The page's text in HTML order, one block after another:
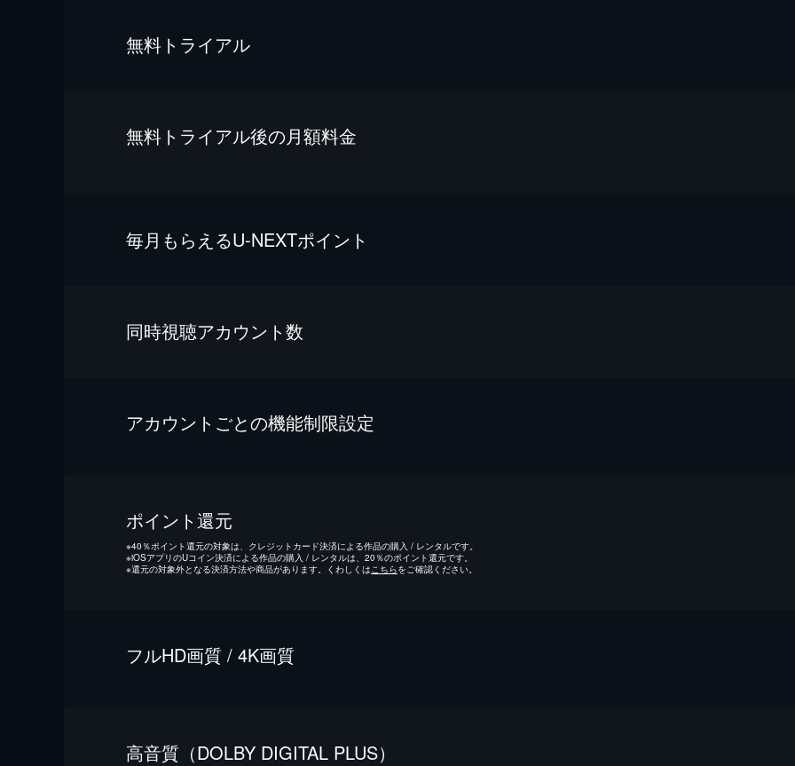
無料トライアル
無料トライアル後の⽉額料金
毎⽉もらえるU-NEXTポイント
同時視聴アカウント数
アカウントごとの機能制限設定
ポイント還元
※40％ポイント還元の対象は、クレジットカード決済による作品の購入 / レンタルです。
※iOSアプリのUコイン決済による作品の購入 / レンタルは、20％のポイント還元です。
※還元の対象外となる決済方法や商品があります。くわしくは こちらをご確認ください。
フルHD画質 / 4K画質
⾼⾳質（DOLBY DIGITAL PLUS）